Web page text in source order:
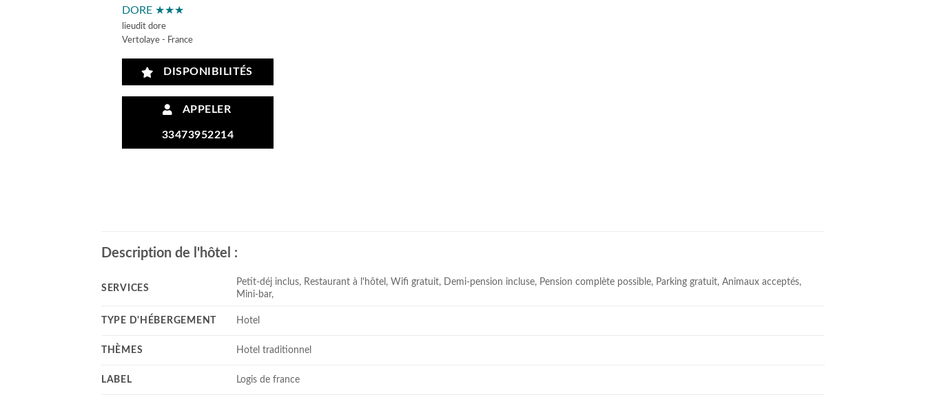
DORE ★★★
lieudit dore
Vertolaye - France
DISPONIBILITÉS
APPELER
33473952214
Description de l'hôtel :
SERVICES
Petit-déj inclus, Restaurant à l'hôtel, Wifi gratuit, Demi-pension incluse, Pension complète possible, Parking gratuit, Animaux acceptés,
Mini-bar,
TYPE D'HÉBERGEMENT Hotel
THÈMES Hotel traditionnel
LABEL Logis de france